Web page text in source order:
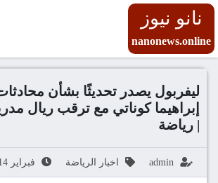
نانو نيوز
nanonews.online
ليفربول يصدر تحديثًا بشأن
إبراهيما كوناتي مع ترقب ريال
| رياضة
admin اخبار الرياضة فبراير 14, 2026